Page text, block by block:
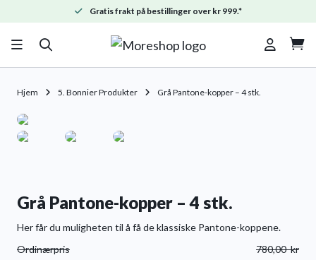
Gratis frakt på bestillinger over kr 999.*

Hjem 5. Bonnier Produkter Grå Pantone-kopper – 4 stk.
Grå Pantone-kopper – 4 stk.
Her får du muligheten til å få de klassiske Pantone-koppene.
Ordinærpris
780,00kr